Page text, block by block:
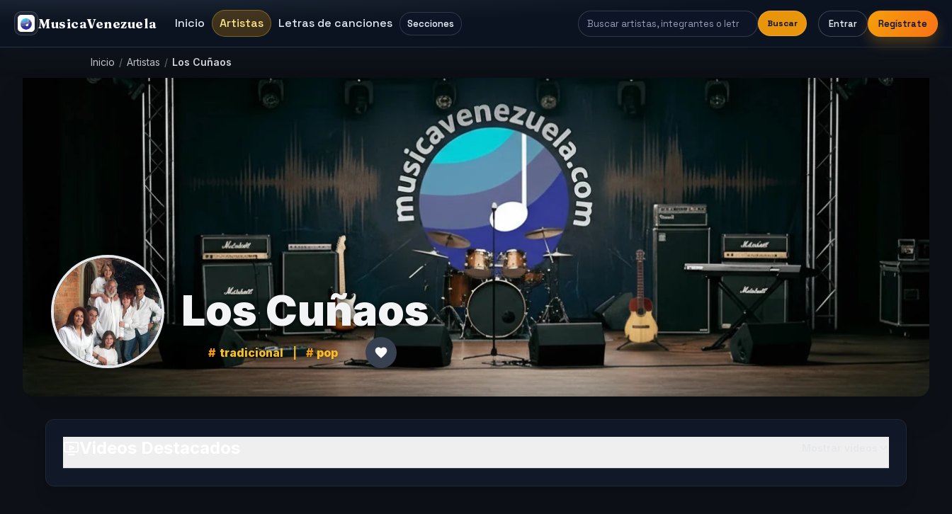
MusicaVenezuela Inicio Artistas Letras de canciones Secciones Buscar Entrar Regístrate
Inicio / Artistas / Los Cuñaos
Los Cuñaos
tradicional | pop